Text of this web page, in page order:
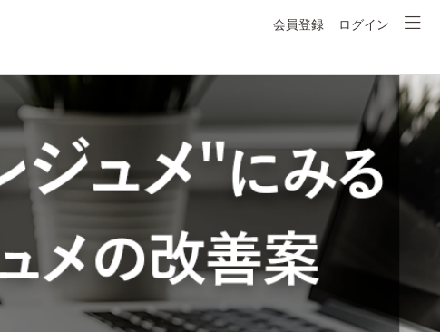
会員登録 ログイン